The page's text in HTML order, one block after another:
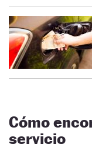
Cómo
servicio